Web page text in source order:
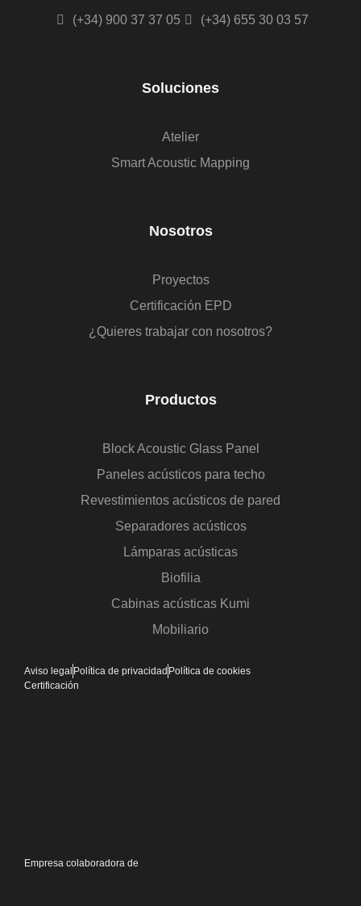
(+34) 900 37 37 05 (+34) 655 30 03 57
Soluciones
Atelier
Smart Acoustic Mapping
Nosotros
Proyectos
Certificación EPD
¿Quieres trabajar con nosotros?
Productos
Block Acoustic Glass Panel
Paneles acústicos para techo
Revestimientos acústicos de pared
Separadores acústicos
Lámparas acústicas
Biofilia
Cabinas acústicas Kumi
Mobiliario
Empresa colaboradora de
Aviso legal Política de privacidad Política de cookies
Certificación